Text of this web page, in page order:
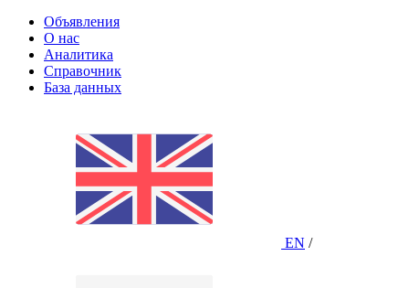
Объявления
О нас
Аналитика
Справочник
База данных
EN /